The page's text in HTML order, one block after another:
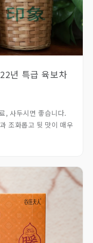
년 특급 육보차
, 사두시면 좋습니다.
조화롭고 뒷 맛이 매우